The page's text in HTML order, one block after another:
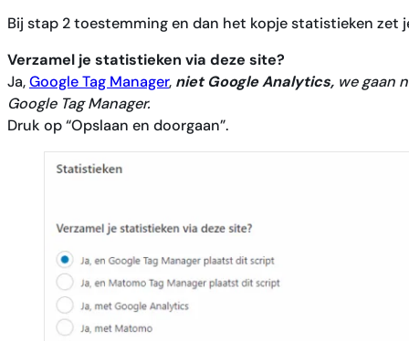
Bij stap 2 toestemming en dan het kopje statistieken zet
Verzamel je statistieken via deze site?
Ja,Google Tag Manager, niet Google Analytics, we gaan
Google Tag Manager.
Druk op “Opslaan en doorgaan”.